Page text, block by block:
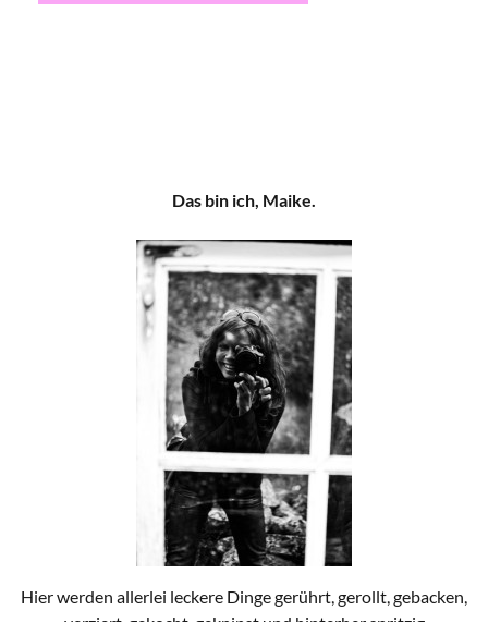
Das bin ich, Maike.
Hier werden allerlei leckere Dinge gerührt, gerollt, gebacken,